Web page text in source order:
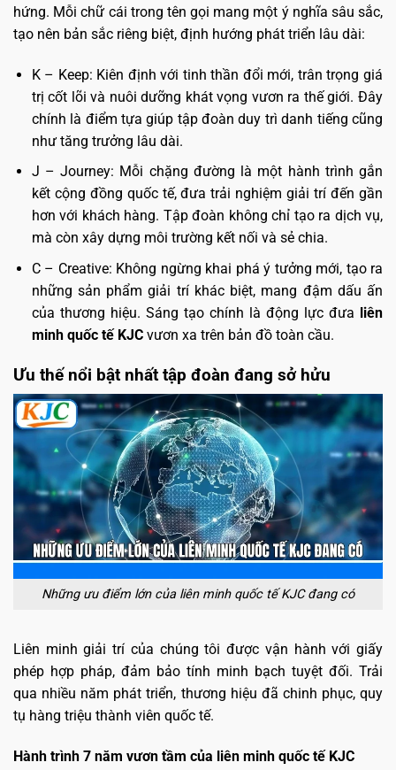
hứng. Mỗi chữ cái trong tên gọi mang một ý nghĩa sâu sắc,
tạo nên bản sắc riêng biệt, định hướng phát triển lâu dài:
K – Keep: Kiên định với tinh thần đổi mới, trân trọng giá
trị cốt lõi và nuôi dưỡng khát vọng vươn ra thế giới. Đây
chính là điểm tựa giúp tập đoàn duy trì danh tiếng cũng
như tăng trưởng lâu dài.
J – Journey: Mỗi chặng đường là một hành trình gắn
kết cộng đồng quốc tế, đưa trải nghiệm giải trí đến gần
hơn với khách hàng. Tập đoàn không chỉ tạo ra dịch vụ,
mà còn xây dựng môi trường kết nối và sẻ chia.
C – Creative: Không ngừng khai phá ý tưởng mới, tạo ra
những sản phẩm giải trí khác biệt, mang đậm dấu ấn
của thương hiệu. Sáng tạo chính là động lực đưa liên
minh quốc tế KJCvươn xa trên bản đồ toàn cầu.
Ưu thế nổi bật nhất tập đoàn đang sở hửu
Những ưu điểm lớn của liên minh quốc tế KJC đang có
Liên minh giải trí của chúng tôi được vận hành với giấy
phép hợp pháp, đảm bảo tính minh bạch tuyệt đối. Trải
qua nhiều năm phát triển, thương hiệu đã chinh phục, quy
tụ hàng triệu thành viên quốc tế.
Hành trình 7 năm vươn tầm của liên minh quốc tế KJC